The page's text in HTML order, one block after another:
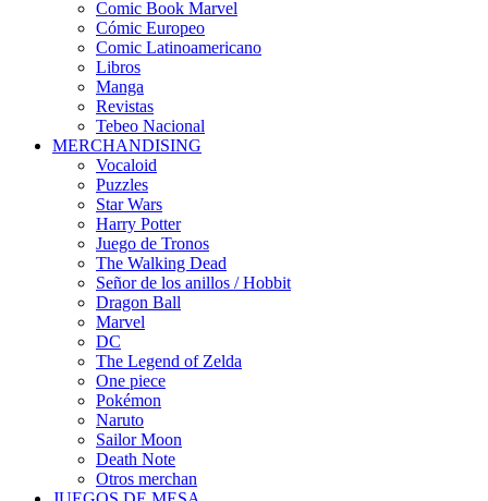
Comic Book Marvel
Cómic Europeo
Comic Latinoamericano
Libros
Manga
Revistas
Tebeo Nacional
MERCHANDISING
Vocaloid
Puzzles
Star Wars
Harry Potter
Juego de Tronos
The Walking Dead
Señor de los anillos / Hobbit
Dragon Ball
Marvel
DC
The Legend of Zelda
One piece
Pokémon
Naruto
Sailor Moon
Death Note
Otros merchan